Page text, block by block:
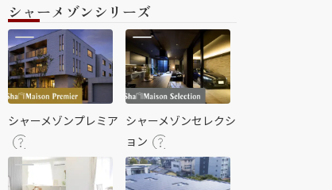
シャーメゾンシリーズ
シャーメゾンプレミア シャーメゾンセレクシ
ョン